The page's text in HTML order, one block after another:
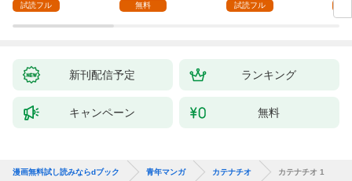
試読フル 無料 試読フル
新刊配信予定 ランキング
キャンペーン 無料
漫画無料試し読みならdブック 青年マンガ カテナチオ カテナチオ 1